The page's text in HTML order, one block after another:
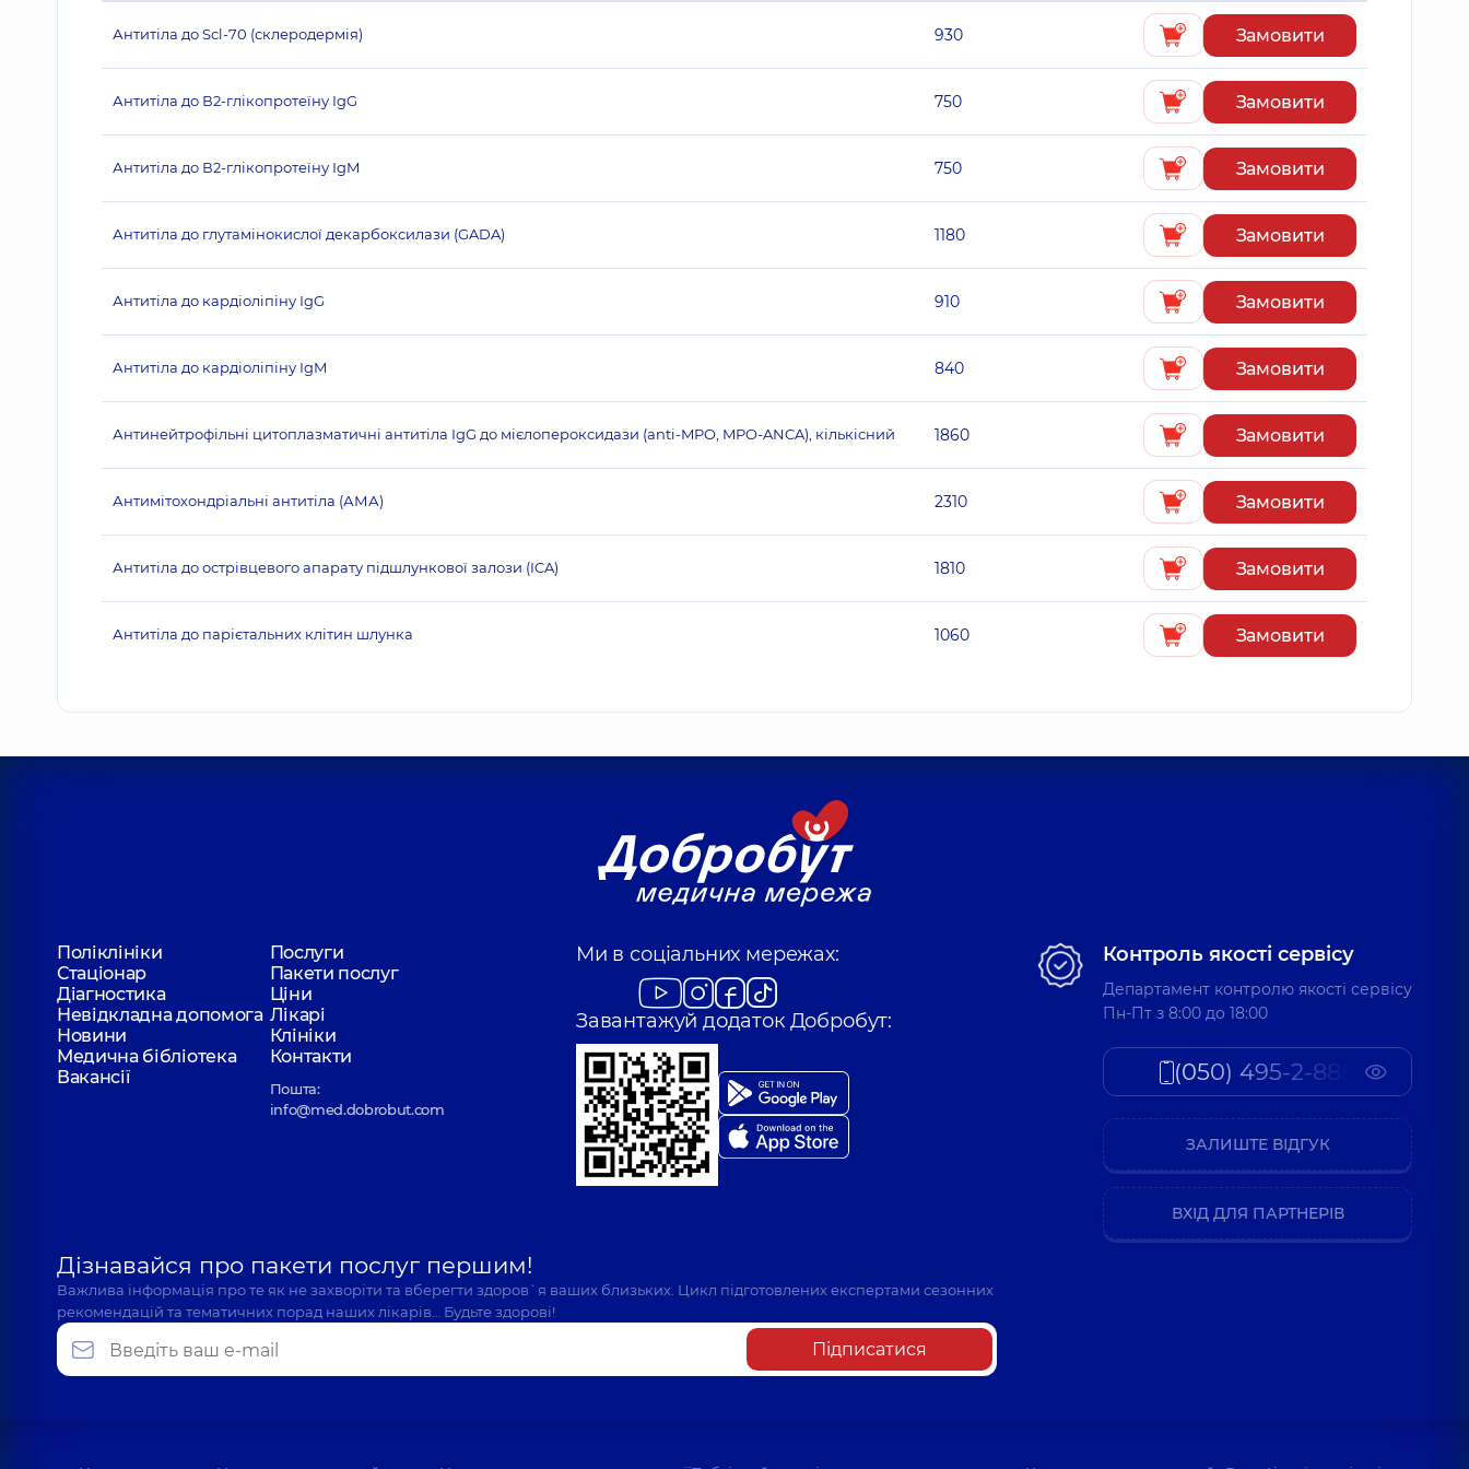
Антитіла до Scl-70 (склеродермія) 930 Замовити
Антитіла до В2-глікопротеїну IgG 750 Замовити
Антитіла до В2-глікопротеїну IgM 750 Замовити
Антитіла до глутамінокислої декарбоксилази (GADA) 1180 Замовити
Антитіла до кардіоліпіну IgG 910 Замовити
Антитіла до кардіоліпіну IgM 840 Замовити
Антинейтрофільні цитоплазматичні антитіла IgG до мієлопероксидази (anti-MPO, MPO-ANCA), кількісний 1860 Замовити
Антимітохондріальні антитіла (АМА) 2310 Замовити
Антитіла до острівцевого апарату підшлункової залози (ICA) 1810 Замовити
Антитіла до парієтальних клітин шлунка 1060 Замовити
Поліклініки
Послуги
Стаціонар
Пакети послуг
Діагностика
Ціни
Невідкладна допомога Лікарі
Новини
Клініки
Медична бібліотека
Контакти
Вакансії
Пошта:
info@med.dobrobut.com
Ми в соціальних мережах:
Завантажуй додаток Добробут:
Дізнавайся про пакети послуг першим!
Важлива інформація про те як не захворіти та вберегти здоров`я ваших близьких. Цикл підготовлених експертами сезонних
рекомендацій та тематичних порад наших лікарів… Будьте здорові!
Підписатися
Контроль якості сервісу
Департамент контролю якості сервісу
Пн-Пт з 8:00 до 18:00
(050) 495-2-888
ЗАЛИШТЕ ВІДГУК
ВХІД ДЛЯ ПАРТНЕРІВ